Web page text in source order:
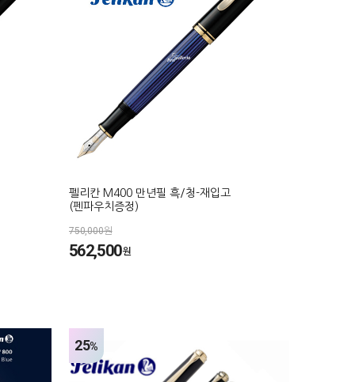
펠리칸 M400 만년필 흑/청-재입고
(펜파우치증정)
750,000원
562,500원
25%